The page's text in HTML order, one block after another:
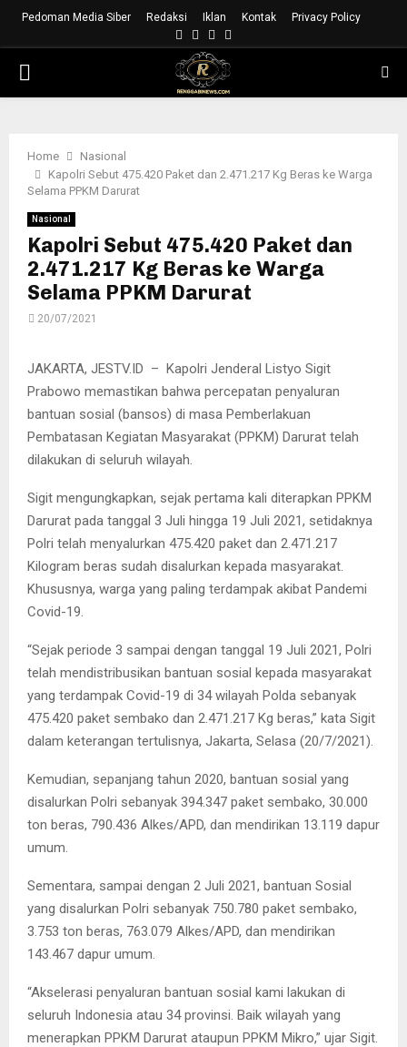
Pedoman Media Siber Redaksi Iklan Kontak Privacy Policy
Facebook
Instagram
Youtube
PRIMARY
Home
Nasional
Kapolri Sebut 475.420 Paket dan 2.471.217 Kg Beras ke Warga
Selama PPKM Darurat
Nasional
Kapolri Sebut 475.420 Paket dan
2.471.217 Kg Beras ke Warga
Selama PPKM Darurat
20/07/2021
JAKARTA, JESTV.ID – Kapolri Jenderal Listyo Sigit
Prabowo memastikan bahwa percepatan penyaluran
bantuan sosial (bansos) di masa Pemberlakuan
Pembatasan Kegiatan Masyarakat (PPKM) Darurat telah
dilakukan di seluruh wilayah.
Sigit mengungkapkan, sejak pertama kali diterapkan PPKM
Darurat pada tanggal 3 Juli hingga 19 Juli 2021, setidaknya
Polri telah menyalurkan 475.420 paket dan 2.471.217
Kilogram beras sudah disalurkan kepada masyarakat.
Khususnya, warga yang paling terdampak akibat Pandemi
Covid-19.
“Sejak periode 3 sampai dengan tanggal 19 Juli 2021, Polri
telah mendistribusikan bantuan sosial kepada masyarakat
yang terdampak Covid-19 di 34 wilayah Polda sebanyak
475.420 paket sembako dan 2.471.217 Kg beras,” kata Sigit
dalam keterangan tertulisnya, Jakarta, Selasa (20/7/2021).
Kemudian, sepanjang tahun 2020, bantuan sosial yang
disalurkan Polri sebanyak 394.347 paket sembako, 30.000
ton beras, 790.436 Alkes/APD, dan mendirikan 13.119 dapur
umum.
Sementara, sampai dengan 2 Juli 2021, bantuan Sosial
yang disalurkan Polri sebanyak 750.780 paket sembako,
3.753 ton beras, 763.079 Alkes/APD, dan mendirikan
143.467 dapur umum.
“Akselerasi penyaluran bantuan sosial kami lakukan di
seluruh Indonesia atau 34 provinsi. Baik wilayah yang
menerapkan PPKM Darurat ataupun PPKM Mikro,” ujar Sigit.